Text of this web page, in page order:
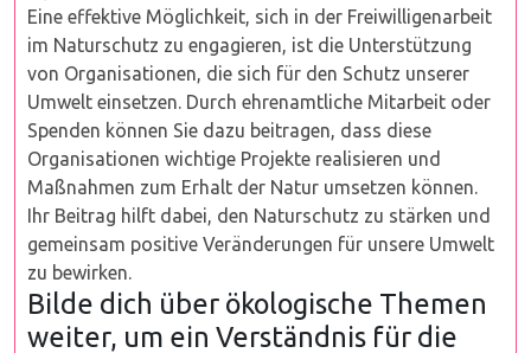
Eine effektive Möglichkeit, sich in der Freiwilligenarbeit
im Naturschutz zu engagieren, ist die Unterstützung
von Organisationen, die sich für den Schutz unserer
Umwelt einsetzen. Durch ehrenamtliche Mitarbeit oder
Spenden können Sie dazu beitragen, dass diese
Organisationen wichtige Projekte realisieren und
Maßnahmen zum Erhalt der Natur umsetzen können.
Ihr Beitrag hilft dabei, den Naturschutz zu stärken und
gemeinsam positive Veränderungen für unsere Umwelt
zu bewirken.
Bilde dich über ökologische Themen
weiter, um ein Verständnis für die